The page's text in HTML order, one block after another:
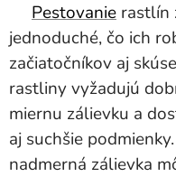
Pestovanie rastlín
jednoduché, čo ich
začiatočníkov aj
rastliny vyžadujú
miernu zálievku a
aj suchšie
nadmerná zálievka